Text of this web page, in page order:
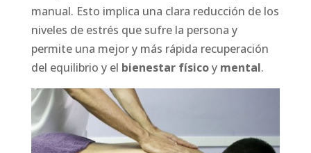
manual. Esto implica una clara reducción de los
niveles de estrés que sufre la persona y
permite una mejor y más rápida recuperación
del equilibrio y el bienestar físicoy mental.